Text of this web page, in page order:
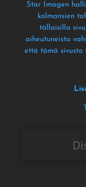
Star Imagen
kolmansien
tällaisilla
aiheutuneista
että tämä sivusto